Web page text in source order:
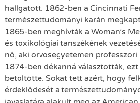
hallgatott. 1862-ben a Cincinnati
természettudományi karán
1865-ben meghívták a Woman’s
és toxikológiai tanszékének
nő, aki orvosegyetemen
1874-ben dékánná választották,
betöltötte. Sokat tett azért, hogy
érdeklődését a